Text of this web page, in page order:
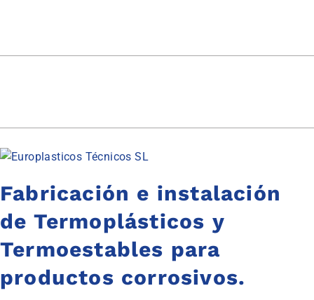
Fabricación e instalación
de Termoplásticos y
Termoestables para
productos corrosivos.